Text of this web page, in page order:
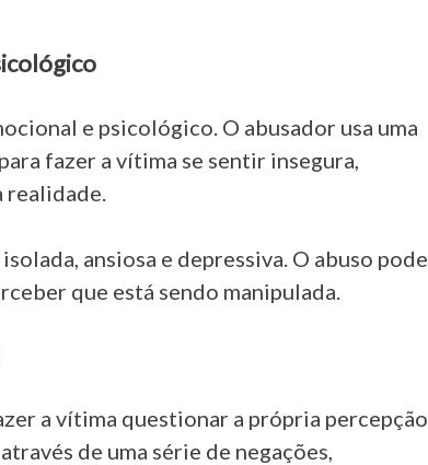
e psicológico. O abusador usa uma
fazer a vítima se sentir insegura,
realidade.
ansiosa e depressiva. O abuso pode
que está sendo manipulada.
a vítima questionar a própria percepção
de uma série de negações,